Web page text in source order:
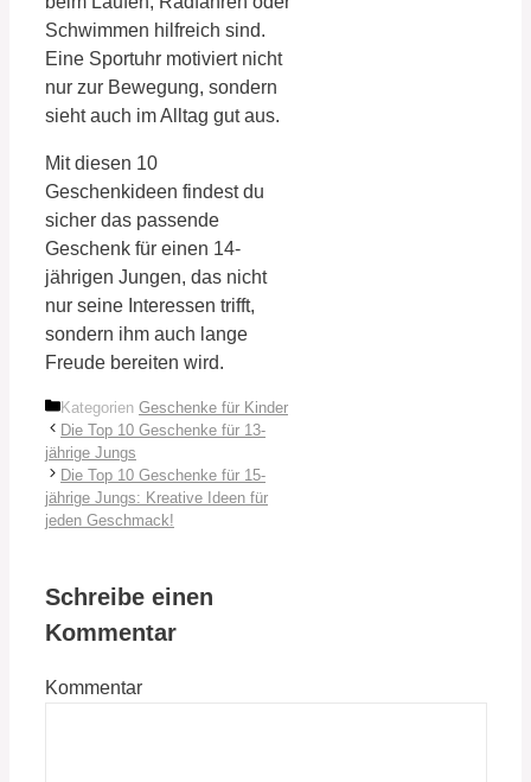
Schwimmen hilfreich sind.
Eine Sportuhr motiviert nicht
nur zur Bewegung, sondern
sieht auch im Alltag gut aus.
Mit diesen 10
Geschenkideen findest du
sicher das passende
Geschenk für einen 14-
jährigen Jungen, das nicht
nur seine Interessen trifft,
sondern ihm auch lange
Freude bereiten wird.
Kategorien Geschenke für Kinder
Die Top 10 Geschenke für 13-
jährige Jungs
Die Top 10 Geschenke für 15-
jährige Jungs: Kreative Ideen für
jeden Geschmack!
Schreibe einen
Kommentar
Kommentar